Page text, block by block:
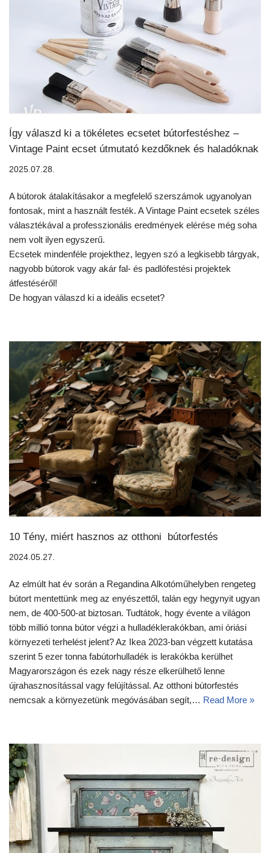
Így válaszd ki a tökéletes ecsetet bútorfestéshez –
Vintage Paint ecset útmutató kezdőknek és haladóknak
2025.07.28.
A bútorok átalakításakor a megfelelő szerszámok ugyanolyan
fontosak, mint a használt festék. A Vintage Paint ecsetek széles
választékával a professzionális eredmények elérése még soha
nem volt ilyen egyszerű.
Ecsetek mindenféle projekthez, legyen szó a legkisebb tárgyak,
nagyobb bútorok vagy akár fal- és padlófestési projektek
átfestéséről!
De hogyan válaszd ki a ideális ecsetet?
10 Tény, miért hasznos az otthoni bútorfestés
2024.05.27.
Az elmúlt hat év során a Regandina Alkotóműhelyben rengeteg
bútort mentettünk meg az enyészettől, talán egy hegynyit ugyan
nem, de 400-500-at biztosan. Tudtátok, hogy évente a világon
több millió tonna bútor végzi a hulladéklerakókban, ami óriási
környezeti terhelést jelent? Az Ikea 2023-ban végzett kutatása
szerint 5 ezer tonna fabútorhulladék is lerakókba kerülhet
Magyarországon és ezek nagy része elkerülhető lenne
újrahasznosítással vagy felújítással. Az otthoni bútorfestés
nemcsak a környezetünk megóvásában segít,… Read More »